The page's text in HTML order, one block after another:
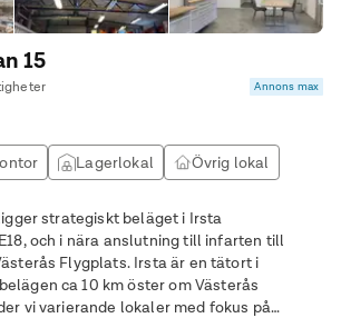
15
Annons max
Lagerlokal Övrig lokal
strategiskt beläget i Irsta
och i nära anslutning till infarten till
Flygplats. Irsta är en tätort i
ca 10 km öster om Västerås
vi varierande lokaler med fokus på